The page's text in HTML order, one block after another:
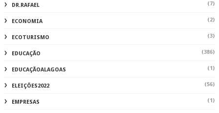
DR.RAFAEL (7)
ECONOMIA (2)
ECOTURISMO (3)
EDUCAÇÃO (386)
EDUCAÇÃOALAGOAS (1)
ELEIÇÕES2022 (56)
EMPRESAS (1)